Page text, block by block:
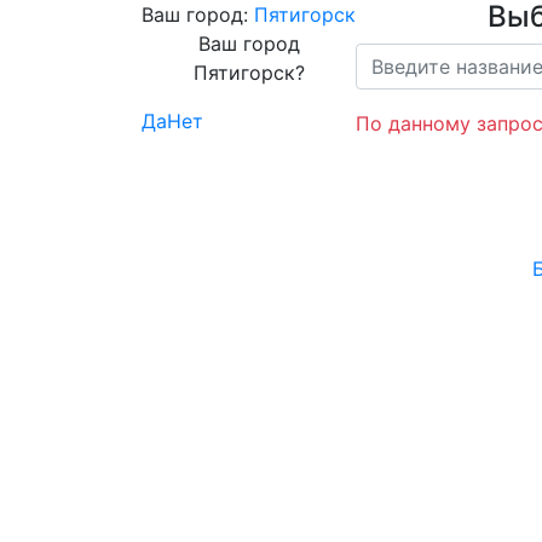
Ваш город: Пятигорск
Ваш город
Пятигорск?
ДаНет По данному